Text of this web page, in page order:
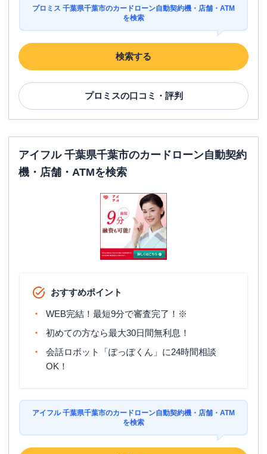
住所 千葉県千葉市美浜区高洲３－９－１
プロミス 千葉県千葉市のカードローン自動契約機・店舗・ATM
を検索
検索する
プロミスの口コミ・評判
アイフル 千葉県千葉市のカードローン自動契約
機・店舗・ATMを検索
おすすめポイント
WEB完結！最短9分で審査完了！※
初めての方なら最大30日間無利息！
会話ロボット「ぽっぽくん」に24時間相談
OK！
アイフル 千葉県千葉市のカードローン自動契約機・店舗・ATM
を検索